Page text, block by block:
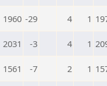
1960 -29 4 1
2031 -3 4 1
1561 -7 2 1